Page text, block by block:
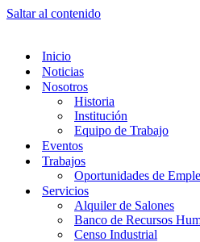
Saltar al contenido
Inicio
Noticias
Nosotros
Historia
Institución
Equipo de Trabajo
Eventos
Trabajos
Oportunidades de
Servicios
Alquiler de Salones
Banco de Recursos
Censo Industrial